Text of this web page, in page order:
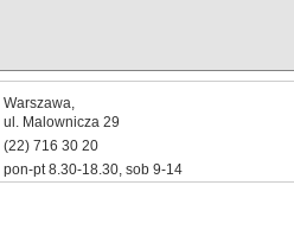
Warszawa,
ul. Malownicza 29
(22) 716 30 20
pon-pt 8.30-18.30, sob 9-14